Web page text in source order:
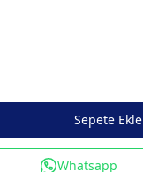
Sepete Ekle
Whatsapp